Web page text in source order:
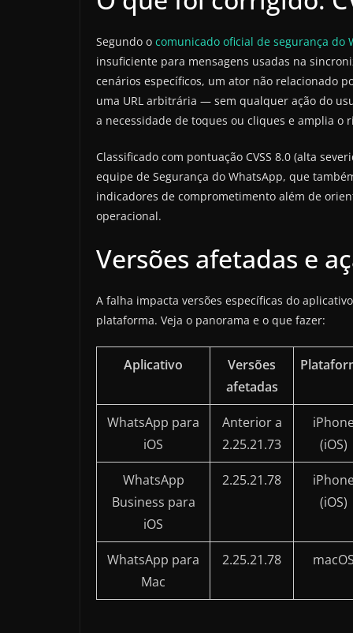
Segundo o comunicado oficial de segurança do
insuficiente para mensagens usadas na
cenários específicos, um ator não relacionado
uma URL arbitrária — sem qualquer ação do
a necessidade de toques ou cliques e amplia o
Classificado com pontuação CVSS 8.0 (alta
equipe de Segurança do WhatsApp, que
indicadores de comprometimento além de
operacional.
Versões afetadas e
A falha impacta versões específicas do
plataforma. Veja o panorama e o que fazer:
Aplicativo
Versões
afetadas
WhatsApp para
iOS
Anterior a
2.25.21.73
(iOS)
WhatsApp
Business para
iOS
2.25.21.78
(iOS)
WhatsApp para
Mac
2.25.21.78